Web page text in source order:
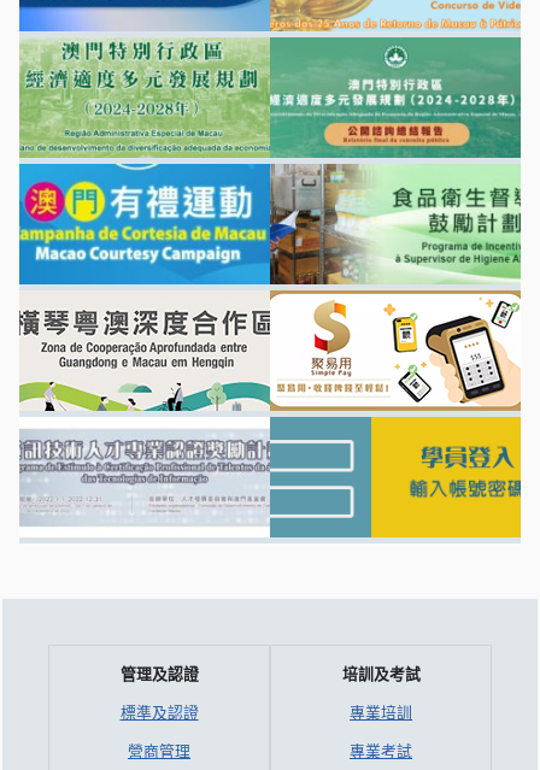
管理及認證
標準及認證
營商管理
培訓及考試
專業培訓
專業考試